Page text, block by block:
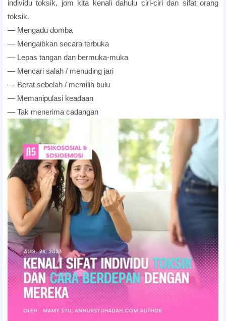
individu toksik, jom kita kenali dahulu ciri-ciri dan sifat orang
toksik.
— Mengadu domba
— Mengaibkan secara terbuka
— Lepas tangan dan bermuka-muka
— Mencari salah / menuding jari
— Berat sebelah / memilih bulu
— Memanipulasi keadaan
— Tak menerima cadangan